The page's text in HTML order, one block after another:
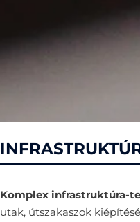
Komplex infrastruktúra-
utak, útszakaszok